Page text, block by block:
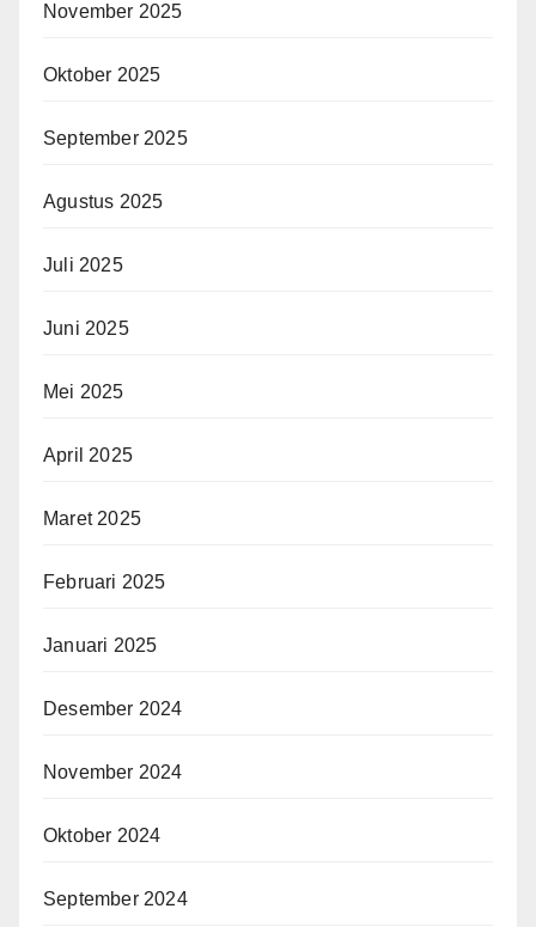
November 2025
Oktober 2025
September 2025
Agustus 2025
Juli 2025
Juni 2025
Mei 2025
April 2025
Maret 2025
Februari 2025
Januari 2025
Desember 2024
November 2024
Oktober 2024
September 2024